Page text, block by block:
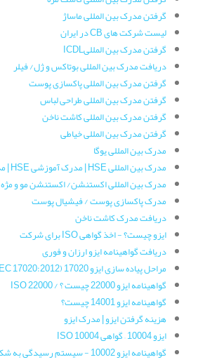
گرفتن مدرک بین المللی ماساژ
لیست شرکت های CB در ایران
گرفتن مدرک بین المللیICDL
دریافت مدرک بین المللی بوتاکس و ژل/ فیلر
گرفتن مدرک بین المللی پاکسازی پوست
گرفتن مدرک بین المللی طراحی لباس
گرفتن مدرک بین المللی کاشت ناخن
گرفتن مدرک بین المللی خیاطی
مدرک بین المللی یوگا
مدرک بین المللی HSE | مدرک آموزشی HSE | مدرک اچ اس ای
مدرک بین المللی اکستنشن/ اکستنشن مو و مژه
مدرک پاکسازی پوست / فیشیال پوست
دریافت مدرک کاشت ناخن
ایزو چیست؟ - اخذ گواهی ISO برای شرکت
دریافت گواهینامه ایزو ارزان و فوری
مراحل پیاده سازی ایزو 17020 (ISO/IEC 17020:2012)
گواهینامه ایزو 22000 چیست ؟ / ISO 22000
گواهینامه ایزو 14001 چیست؟
هزینه گرفتن ایزو | مدرک ایزو
ایزو 10004 – گواهی ISO 10004
گواهینامه‌ ایزو 10002 - سیستم رسیدگی به شکایات مشتریان